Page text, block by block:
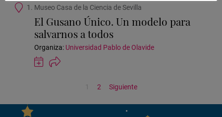
Ubicación
actividad
1. Museo Casa de la Ciencia de Sevilla
El Gusano Único. Un modelo para
salvarnos a todos
Organiza: Universidad Pablo de Olavide
Guardar
actividad
1 2 Siguiente